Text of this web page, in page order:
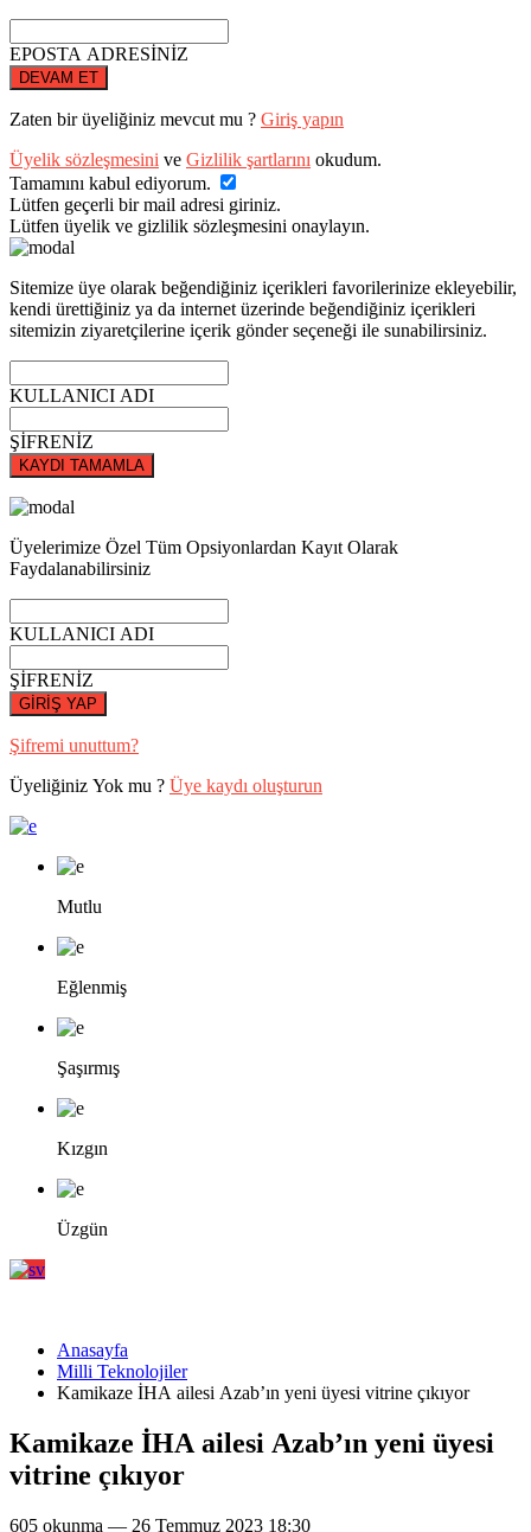
EPOSTA ADRESİNİZ
DEVAM ET
Zaten bir üyeliğiniz mevcut mu ? Giriş yapın
Üyelik sözleşmesini ve Gizlilik şartlarını okudum.
Tamamını kabul ediyorum.
Lütfen geçerli bir mail adresi giriniz.
Lütfen üyelik ve gizlilik sözleşmesini onaylayın.
Sitemize üye olarak beğendiğiniz içerikleri favorilerinize ekleyebilir,
kendi ürettiğiniz ya da internet üzerinde beğendiğiniz içerikleri
sitemizin ziyaretçilerine içerik gönder seçeneği ile sunabilirsiniz.
KULLANICI ADI
ŞİFRENİZ
KAYDI TAMAMLA
Üyelerimize Özel Tüm Opsiyonlardan Kayıt Olarak
Faydalanabilirsiniz
KULLANICI ADI
ŞİFRENİZ
GİRİŞ YAP
Şifremi unuttum?
Üyeliğiniz Yok mu ? Üye kaydı oluşturun
Mutlu
Eğlenmiş
Şaşırmış
Kızgın
Üzgün
Anasayfa
Milli Teknolojiler
Kamikaze İHA ailesi Azab’ın yeni üyesi vitrine çıkıyor
Kamikaze İHA ailesi Azab’ın yeni üyesi
vitrine çıkıyor
605 okunma — 26 Temmuz 2023 18:30